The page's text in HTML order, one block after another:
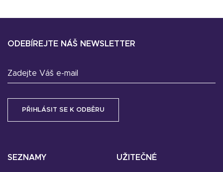
SEZNAMY UŽITEČNÉ
ODEBÍREJTE NÁŠ NEWSLETTER
Zadejte Váš e-mail